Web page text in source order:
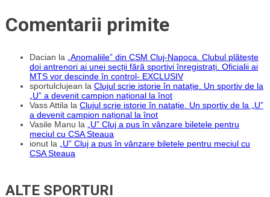
Comentarii primite
Dacian la
„Anomaliile” din CSM Cluj-Napoca. Clubul plătește
doi antrenori ai unei secții fără sportivi înregistrați. Oficialii ai
MTS vor descinde în control- EXCLUSIV
sportulclujean la Clujul scrie istorie în natație. Un sportiv de la
„U” a devenit campion național la înot
Vass Attila la Clujul scrie istorie în natație. Un sportiv de la „U”
a devenit campion național la înot
Vasile Manu la
„U” Cluj a pus în vânzare biletele pentru
meciul cu CSA Steaua
ionut la
„U” Cluj a pus în vânzare biletele pentru meciul cu
CSA Steaua
ALTE SPORTURI